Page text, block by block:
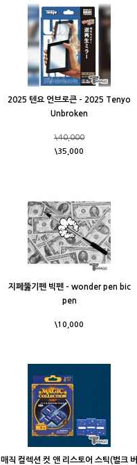
2025 텐요 언브로큰 - 2025 Tenyo
Unbroken
\40,000
\35,000
지폐뚫기펜 빅펜 - wonder pen bic
pen
\10,000
매직 컬렉션 컷 앤 리스토어 스틱(벌크 버